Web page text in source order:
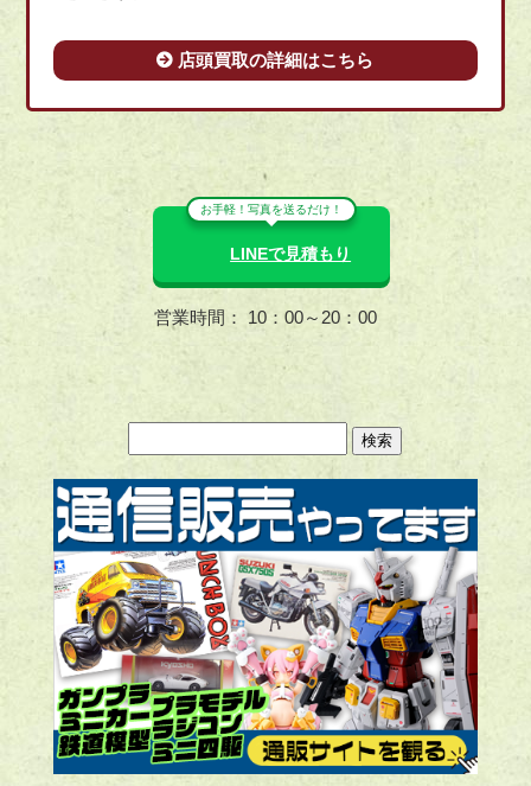
店頭買取の詳細はこちら
お手軽！写真を送るだけ！
LINEで見積もり
営業時間： 10：00～20：00